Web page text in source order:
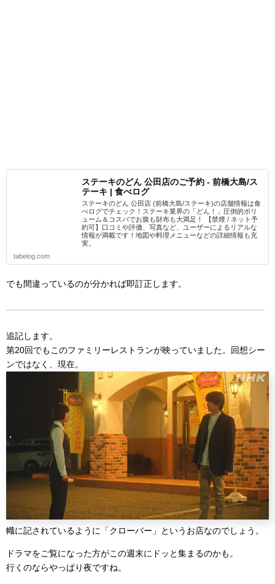
ステーキのどん 公田店のご予約 - 前橋大島/ス
テーキ | 食べログ
ステーキのどん 公田店 (前橋大島/ステーキ)の店舗情報は食
べログでチェック！ステーキ業界の「どん！」圧倒的ボリ
ューム＆コスパでお腹も財布も大満足！ 【禁煙 / ネット予
約可】口コミや評価、写真など、ユーザーによるリアルな
情報が満載です！地図や料理メニューなどの詳細情報も充
実。
tabelog.com
でも間違っているのが分かれば即訂正します。
追記します。
第20回でもこのファミリーレストランが映っていました。回想シー
ンではなく、現在。
幟に記されているように「クローバー」というお店なのでしょう。
ドラマをご覧になった方がこの週末にドッと集まるのかも。
行くのならやっぱり夜ですね。